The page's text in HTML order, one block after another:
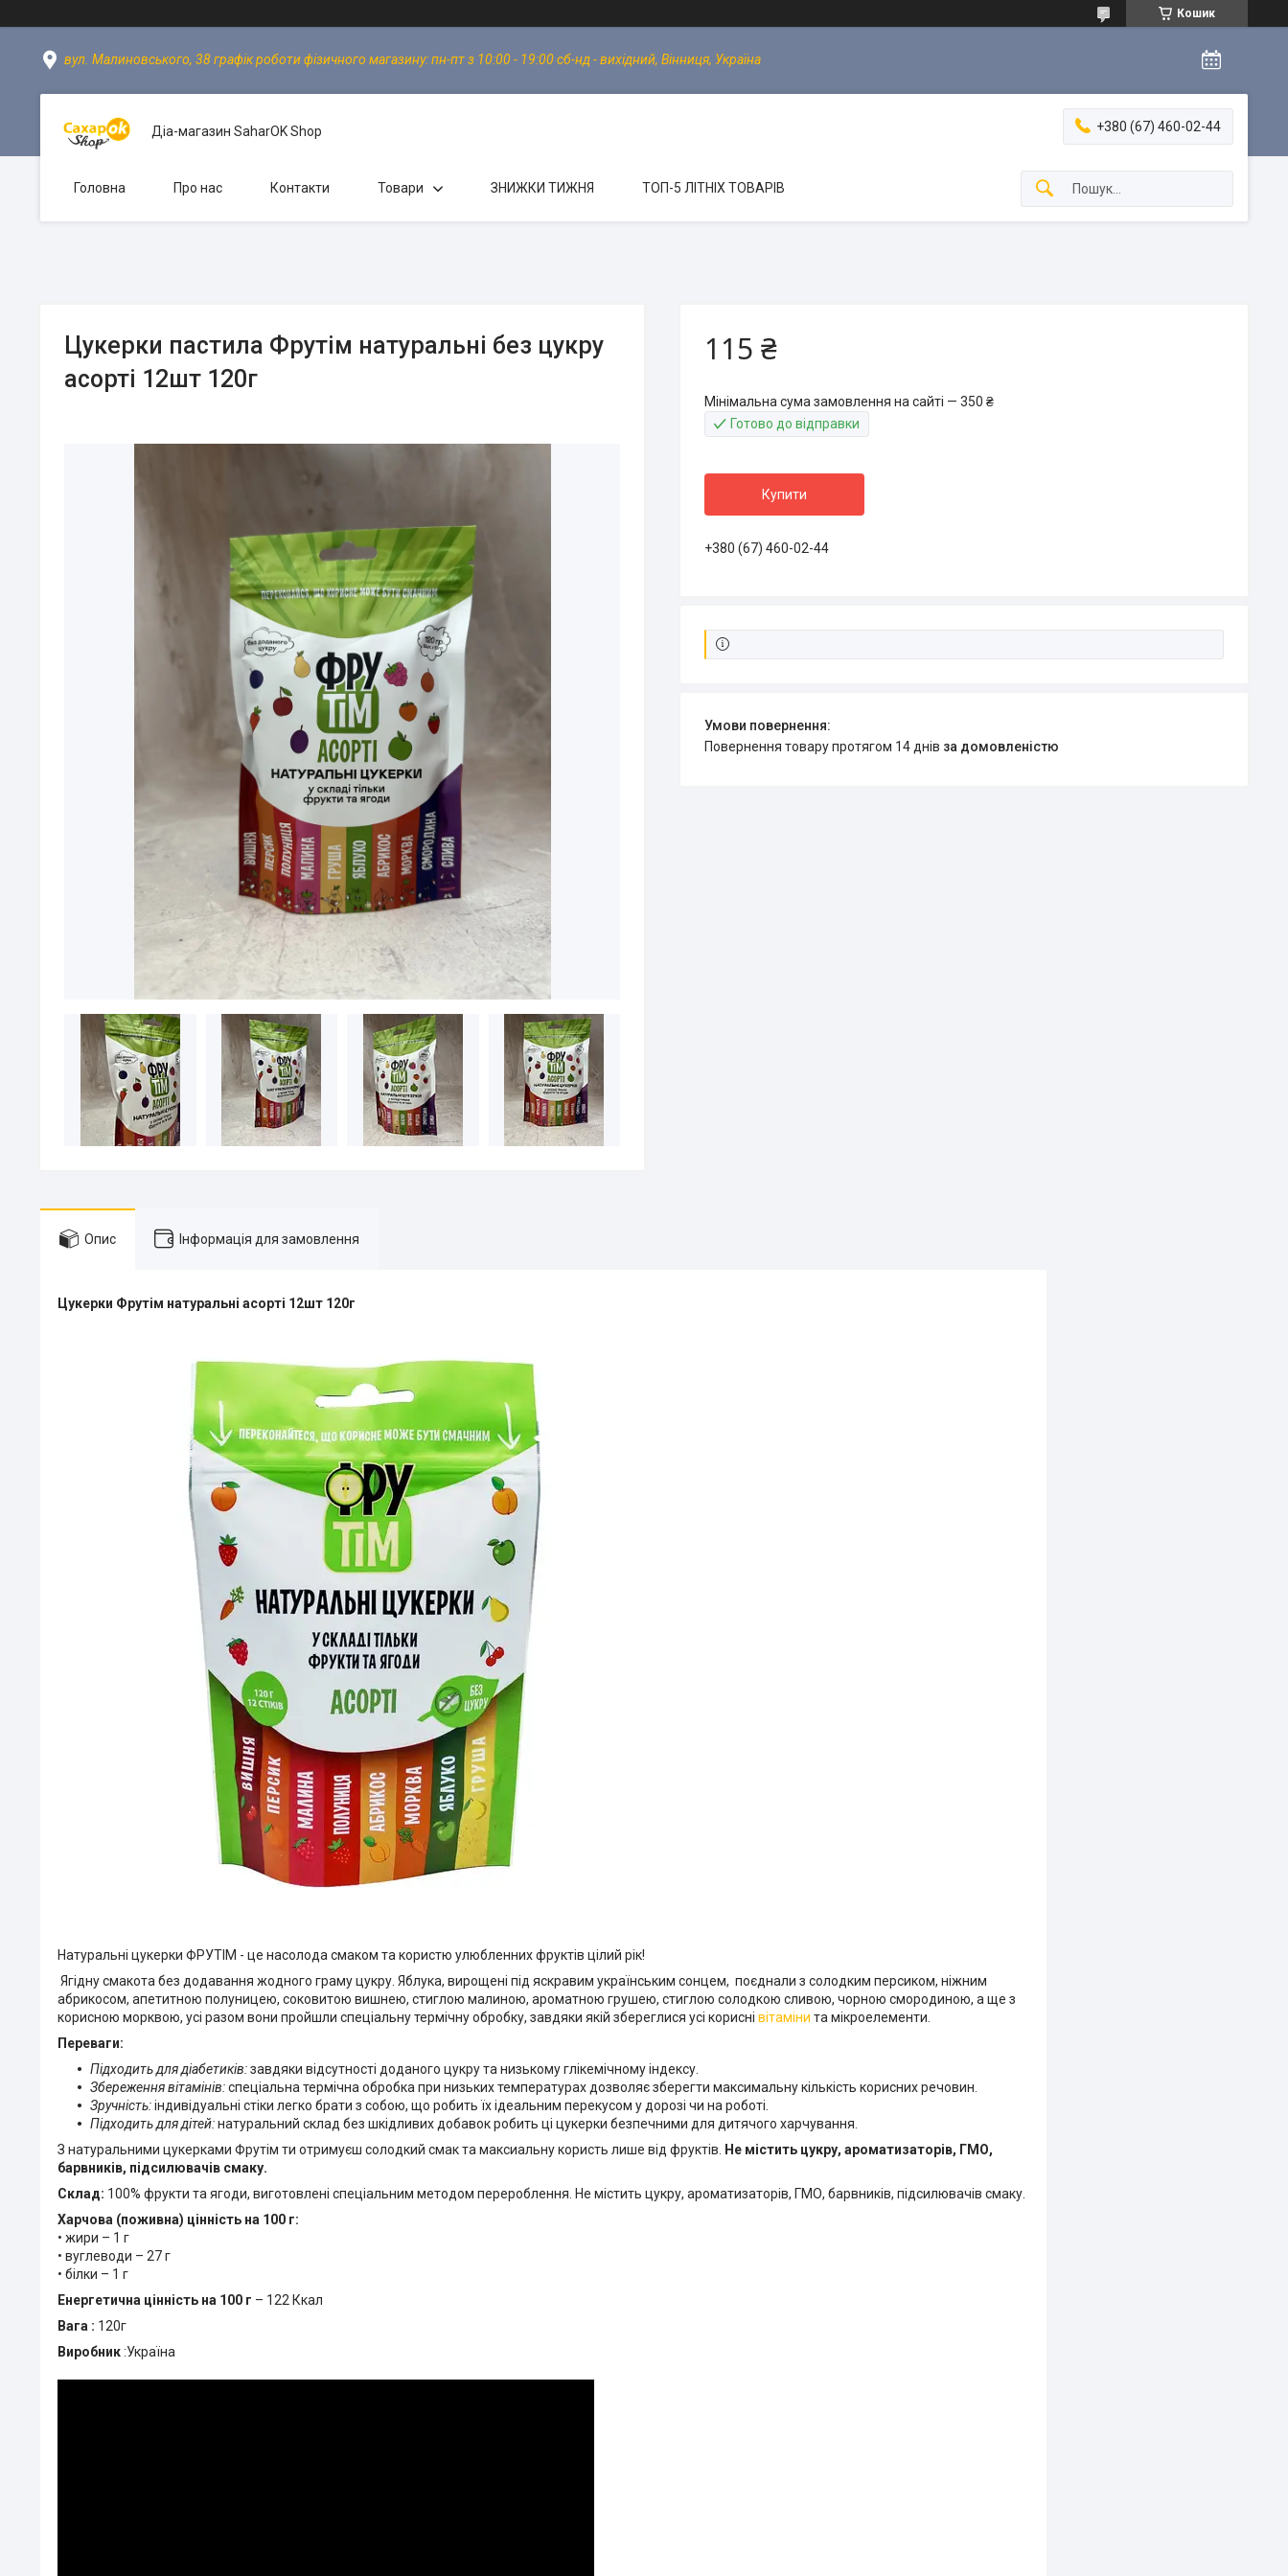
Кошик
вул. Малиновського, 38 графік роботи фізичного магазину: пн-пт з 10:00 - 19:00 сб-нд - вихідний, Вінниця, Україна
Діа-магазин SaharOK Shop +380 (67) 460-02-44
Головна Про нас Контакти Товари ЗНИЖКИ ТИЖНЯ ТОП-5 ЛІТНІХ ТОВАРІВ
Цукерки пастила Фрутім натуральні без цукру
асорті 12шт 120г
115 ₴
Мінімальна сума замовлення на сайті — 350 ₴
Готово до відправки
Купити
+380 (67) 460-02-44
повернення товару протягом 14 днів за домовленістю
Опис Інформація для замовлення
Цукерки Фрутім натуральні асорті 12шт 120г
Натуральні цукерки ФРУТІМ - це насолода смаком та користю улюбленних фруктів цілий рік!
Ягідну смакота без додавання жодного граму цукру. Яблука, вирощені під яскравим українським сонцем, поєднали з солодким персиком, ніжним
абрикосом, апетитною полуницею, соковитою вишнею, стиглою малиною, ароматною грушею, стиглою солодкою сливою, чорною смородиною, а ще з
корисною морквою, усі разом вони пройшли спеціальну термічну обробку, завдяки якій збереглися усі корисні вітаміни та мікроелементи.
Переваги:
Підходить для діабетиків:завдяки відсутності доданого цукру та низькому глікемічному індексу.
Збереження вітамінів:спеціальна термічна обробка при низьких температурах дозволяє зберегти максимальну кількість корисних речовин.
Зручність:індивідуальні стіки легко брати з собою, що робить їх ідеальним перекусом у дорозі чи на роботі.
Підходить для дітей:натуральний склад без шкідливих добавок робить ці цукерки безпечними для дитячого харчування.
З натуральними цукерками Фрутім ти отримуєш солодкий смак та максиальну користь лише від фруктів. Не містить цукру, ароматизаторів, ГМО,
барвників, підсилювачів смаку.
Склад: 100% фрукти та ягоди, виготовлені спеціальним методом перероблення. Не містить цукру, ароматизаторів, ГМО, барвників, підсилювачів смаку.
Харчова (поживна) цінність на 100 г:
• жири – 1 г
• вуглеводи – 27 г
• білки – 1 г
Енергетична цінність на 100 г – 122 Ккал
Вага : 120г
Виробник:Україна